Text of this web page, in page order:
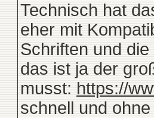
Technisch hat
eher mit
Schriften und
das ist ja der
musst: https://
schnell und